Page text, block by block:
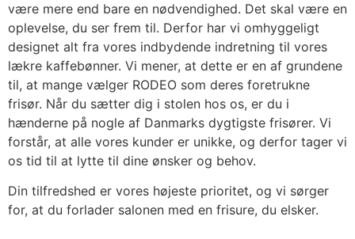
være mere end bare en nødvendighed. Det skal være en
oplevelse, du ser frem til. Derfor har vi omhyggeligt
designet alt fra vores indbydende indretning til vores
lækre kaffebønner. Vi mener, at dette er en af grundene
til, at mange vælger RODEO som deres foretrukne
frisør. Når du sætter dig i stolen hos os, er du i
hænderne på nogle af Danmarks dygtigste frisører. Vi
forstår, at alle vores kunder er unikke, og derfor tager vi
os tid til at lytte til dine ønsker og behov.
Din tilfredshed er vores højeste prioritet, og vi sørger
for, at du forlader salonen med en frisure, du elsker.